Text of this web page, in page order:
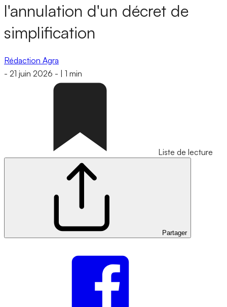
l'annulation d'un décret de
simplification
Rédaction Agra
- 21 juin 2026 - 1 min
Liste de lecture
Partager